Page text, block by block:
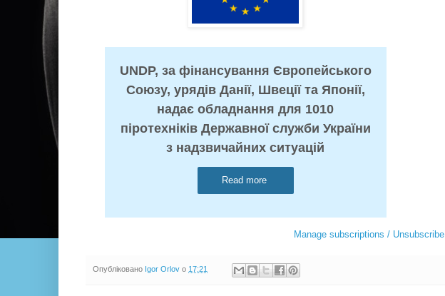
UNDP, за фінансування Європейського
Союзу, урядів Данії, Швеції та Японії,
надає обладнання для 1010
піротехніків Державної служби України
з надзвичайних ситуацій
Read more
Manage subscriptions / Unsubscribe
Опубліковано Igor Orlov о 17:21